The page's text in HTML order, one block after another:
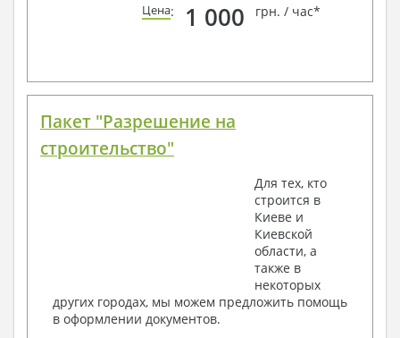
Цена: 1 000 грн. / час*
Пакет "Разрешение на
строительство"
Для тех, кто
строится в
Киеве и
Киевской
области, а
также в
некоторых
других городах, мы можем предложить помощь
в оформлении документов.